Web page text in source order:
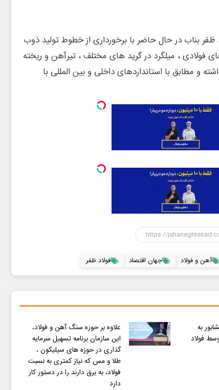
بناب در حال حاضر با برخورداری از خطوط تولید ذوب
فولادی ، میلگرد در گرید های مختلف ، تیرآهن و ریخته
و مطابق با استانداردهای داخلی و بین المللی با
آهن و فولاد جهان اقتصاد فولاد ظفر
به
فولاد
علاوه بر حوزه سنگ آهن و فولاد،
این سازمان برنامه تسهیل سرمایه
گذاری در حوزه های سیلیکون ،
طلا و مس که نیاز کمتری به نسبت
فولاد، به برق دارند را در دستور کار
دارد